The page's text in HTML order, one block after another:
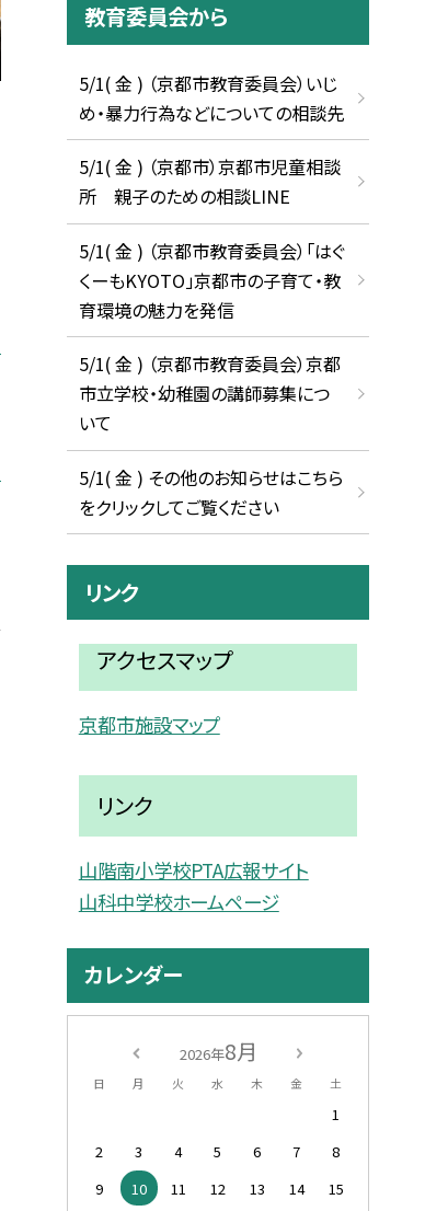
教育委員会から
5/1( 金 ) （京都市教育委員会）いじ
め・暴力行為などについての相談先
5/1( 金 ) （京都市）京都市児童相談
所 親子のための相談LINE
5/1( 金 ) （京都市教育委員会）「はぐ
くーもKYOTO」京都市の子育て・教
育環境の魅力を発信
5/1( 金 ) （京都市教育委員会）京都
市立学校・幼稚園の講師募集につ
いて
5/1( 金 ) その他のお知らせはこちら
をクリックしてご覧ください
リンク
アクセスマップ
京都市施設マップ
リンク
山階南小学校PTA広報サイト
山科中学校ホームページ
カレンダー
2026年8月
日 月 火 水 木 金 土
1
2
3 4 5 6 7
8
9
10 11 12 13 14
15